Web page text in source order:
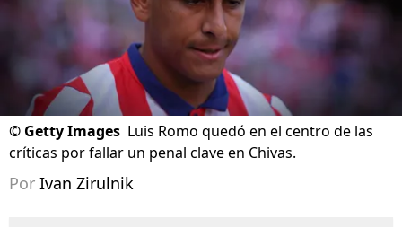
© Getty Images Luis Romo quedó en el centro de las
críticas por fallar un penal clave en Chivas.
Por Ivan Zirulnik